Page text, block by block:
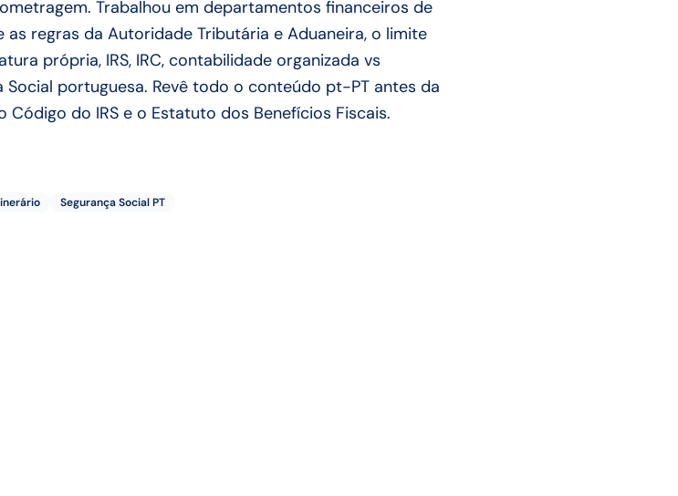
Trabalhou em departamentos financeiros de
as regras da Autoridade Tributária e Aduaneira, o limite
própria, IRS, IRC, contabilidade organizada vs
portuguesa. Revê todo o conteúdo pt-PT antes da
do IRS e o Estatuto dos Benefícios Fiscais.
Segurança Social PT